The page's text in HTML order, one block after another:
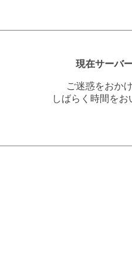
現在サーバ
ご迷惑をおか
しばらく時間を